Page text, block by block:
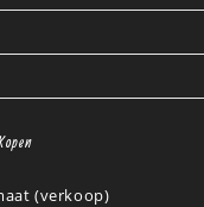
(verkoop)